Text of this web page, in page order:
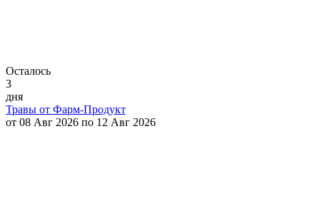
Осталось
3
дня
Травы от Фарм-Продукт
от 08 Авг 2026 по 12 Авг 2026